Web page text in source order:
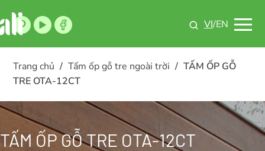
VI/EN
Trang chủ / Tấm ốp gỗ tre ngoài trời / TẤM ỐP GỖ
TRE OTA-12CT
TẤM ỐP GỖ TRE OTA-12CT